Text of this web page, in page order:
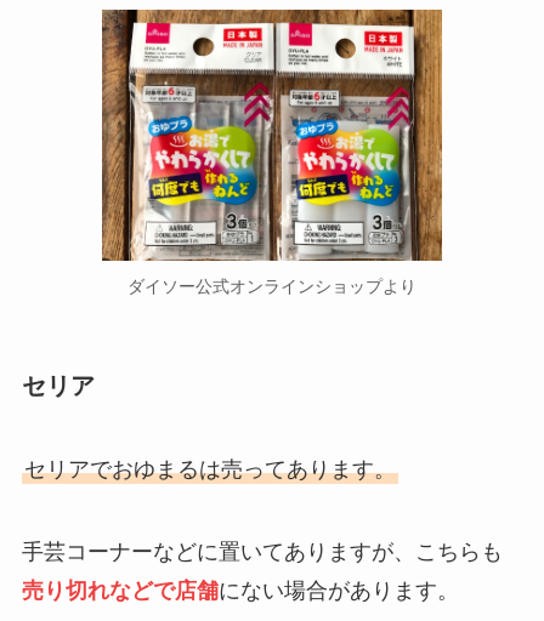
ちゃんとした傘はどこで買う？ニ
トリ・ホームセンター・カインズ
のおすすめはコレ！
明治ザチョコレートは販売休止に
なった？スーパー・コンビニ・ロ
ーソンなどを調査！
ダイソー公式オンラインショップより
セリア
セリアでおゆまるは売ってあります。
手芸コーナーなどに置いてありますが、こちらも
売り切れなどで店舗にない場合があります。